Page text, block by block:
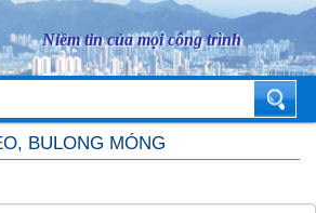
Niềm tin của mọi công trình
BULONG MÓNG